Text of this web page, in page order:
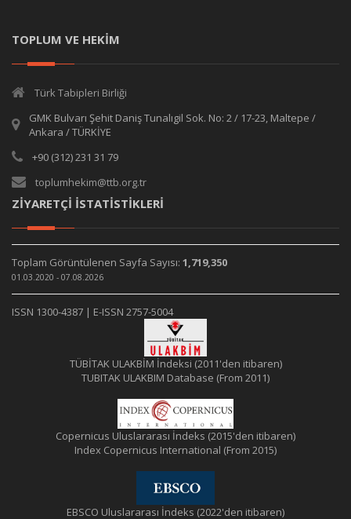
TOPLUM VE HEKİM
Türk Tabipleri Birliği
GMK Bulvarı Şehit Daniş Tunalıgil Sok. No: 2 / 17-23, Maltepe /
Ankara / TÜRKİYE
+90 (312) 231 31 79
toplumhekim@ttb.org.tr
ZİYARETÇİ İSTATİSTİKLERİ
Toplam Görüntülenen Sayfa Sayısı: 1,719,350
01.03.2020 - 07.08.2026
ISSN 1300-4387 | E-ISSN 2757-5004
TÜBİTAK ULAKBİM İndeksi (2011'den itibaren)
TUBITAK ULAKBIM Database (From 2011)
Copernicus Uluslararası İndeks (2015'den itibaren)
Index Copernicus International (From 2015)
EBSCO Uluslararası İndeks (2022'den itibaren)